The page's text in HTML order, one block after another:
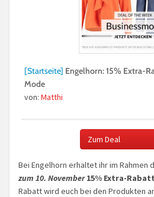
[Startseite] Engelhorn: 15% Extra-
Mode
von: Matthi
Zum Deal
Bei Engelhorn erhaltet ihr im Rahmen
zum 10. November15% Extra-
Rabatt wird euch bei den Produkten